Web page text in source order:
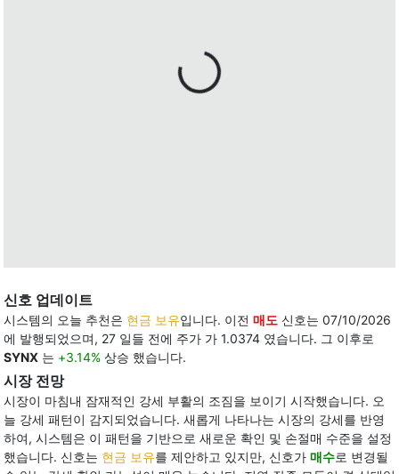
신호 업데이트
시스템의 오늘 추천은 현금 보유입니다. 이전 매도 신호는 07/10/2026
에 발행되었으며, 27 일들 전에 주가 가 1.0374 였습니다. 그 이후로
SYNX 는 +3.14% 상승 했습니다.
시장 전망
시장이 마침내 잠재적인 강세 부활의 조짐을 보이기 시작했습니다. 오
늘 강세 패턴이 감지되었습니다. 새롭게 나타나는 시장의 강세를 반영
하여, 시스템은 이 패턴을 기반으로 새로운 확인 및 손절매 수준을 설정
했습니다. 신호는 현금 보유를 제안하고 있지만, 신호가 매수로 변경될